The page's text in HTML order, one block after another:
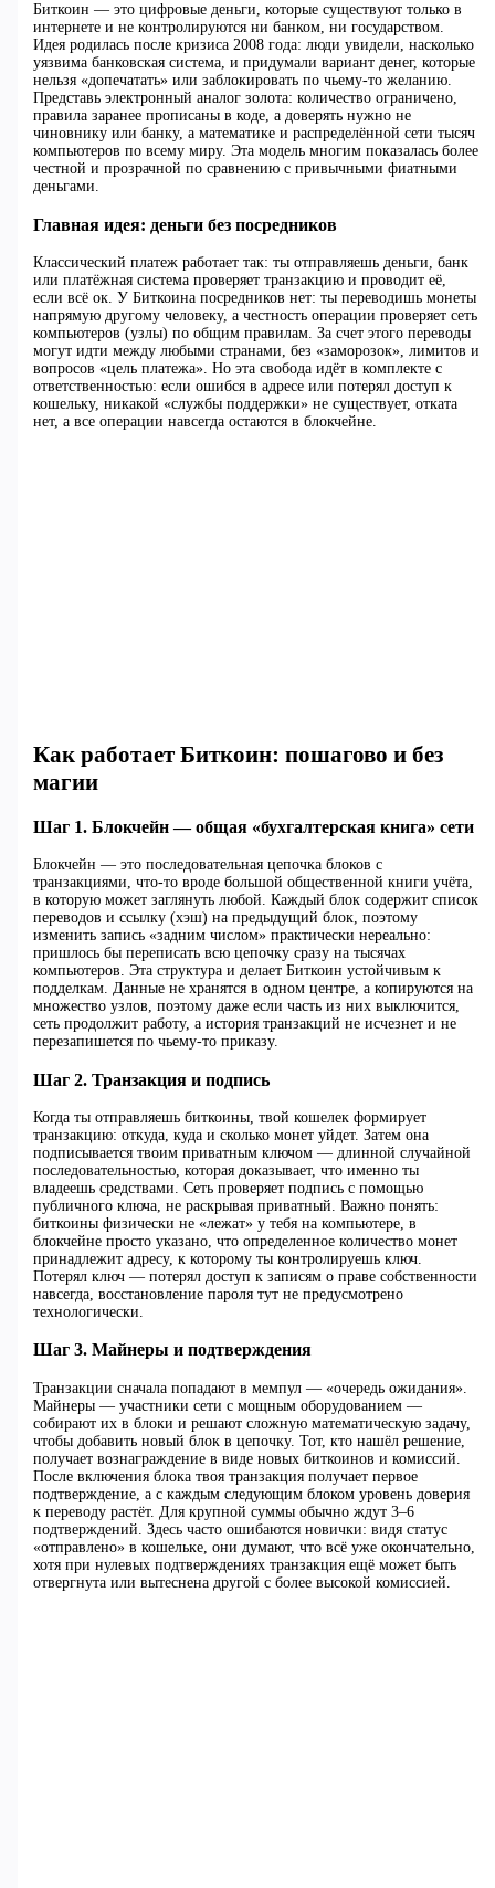
Биткоин — это цифровые деньги, которые существуют только в
интернете и не контролируются ни банком, ни государством.
Идея родилась после кризиса 2008 года: люди увидели, насколько
уязвима банковская система, и придумали вариант денег, которые
нельзя «допечатать» или заблокировать по чьему‑то желанию.
Представь электронный аналог золота: количество ограничено,
правила заранее прописаны в коде, а доверять нужно не
чиновнику или банку, а математике и распределённой сети тысяч
компьютеров по всему миру. Эта модель многим показалась более
честной и прозрачной по сравнению с привычными фиатными
деньгами.
Главная идея: деньги без посредников
Классический платеж работает так: ты отправляешь деньги, банк
или платёжная система проверяет транзакцию и проводит её,
если всё ок. У Биткоина посредников нет: ты переводишь монеты
напрямую другому человеку, а честность операции проверяет сеть
компьютеров (узлы) по общим правилам. За счет этого переводы
могут идти между любыми странами, без «заморозок», лимитов и
вопросов «цель платежа». Но эта свобода идёт в комплекте с
ответственностью: если ошибся в адресе или потерял доступ к
кошельку, никакой «службы поддержки» не существует, отката
нет, а все операции навсегда остаются в блокчейне.
Как работает Биткоин: пошагово и без
магии
Шаг 1. Блокчейн — общая «бухгалтерская книга» сети
Блокчейн — это последовательная цепочка блоков с
транзакциями, что‑то вроде большой общественной книги учёта,
в которую может заглянуть любой. Каждый блок содержит список
переводов и ссылку (хэш) на предыдущий блок, поэтому
изменить запись «задним числом» практически нереально:
пришлось бы переписать всю цепочку сразу на тысячах
компьютеров. Эта структура и делает Биткоин устойчивым к
подделкам. Данные не хранятся в одном центре, а копируются на
множество узлов, поэтому даже если часть из них выключится,
сеть продолжит работу, а история транзакций не исчезнет и не
перезапишется по чьему‑то приказу.
Шаг 2. Транзакция и подпись
Когда ты отправляешь биткоины, твой кошелек формирует
транзакцию: откуда, куда и сколько монет уйдет. Затем она
подписывается твоим приватным ключом — длинной случайной
последовательностью, которая доказывает, что именно ты
владеешь средствами. Сеть проверяет подпись с помощью
публичного ключа, не раскрывая приватный. Важно понять:
биткоины физически не «лежат» у тебя на компьютере, в
блокчейне просто указано, что определенное количество монет
принадлежит адресу, к которому ты контролируешь ключ.
Потерял ключ — потерял доступ к записям о праве собственности
навсегда, восстановление пароля тут не предусмотрено
технологически.
Шаг 3. Майнеры и подтверждения
Транзакции сначала попадают в мемпул — «очередь ожидания».
Майнеры — участники сети с мощным оборудованием —
собирают их в блоки и решают сложную математическую задачу,
чтобы добавить новый блок в цепочку. Тот, кто нашёл решение,
получает вознаграждение в виде новых биткоинов и комиссий.
После включения блока твоя транзакция получает первое
подтверждение, а с каждым следующим блоком уровень доверия
к переводу растёт. Для крупной суммы обычно ждут 3–6
подтверждений. Здесь часто ошибаются новички: видя статус
«отправлено» в кошельке, они думают, что всё уже окончательно,
хотя при нулевых подтверждениях транзакция ещё может быть
отвергнута или вытеснена другой с более высокой комиссией.